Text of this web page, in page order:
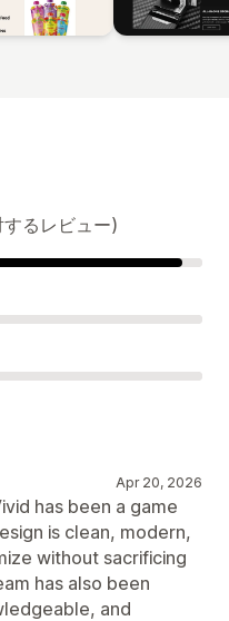
るレビュー)
Apr 20, 2026
has been a game
is clean, modern,
without sacrificing
has also been
and